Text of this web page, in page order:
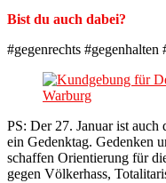
Bist du auch dabei?
#gegenrechts
PS: Der 27. Januar ist
ein Gedenktag. Gedenken
schaffen Orientierung für
gegen Völkerhass,